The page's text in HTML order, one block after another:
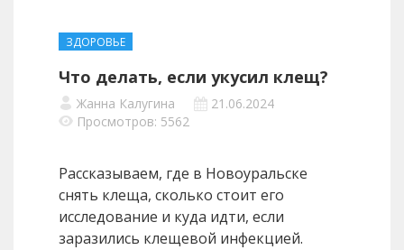
ЗДОРОВЬЕ
Что делать, если укусил клещ?
Жанна Калугина
21.06.2024
Просмотров: 5562
Рассказываем, где в Новоуральске
снять клеща, сколько стоит его
исследование и куда идти, если
заразились клещевой инфекцией.